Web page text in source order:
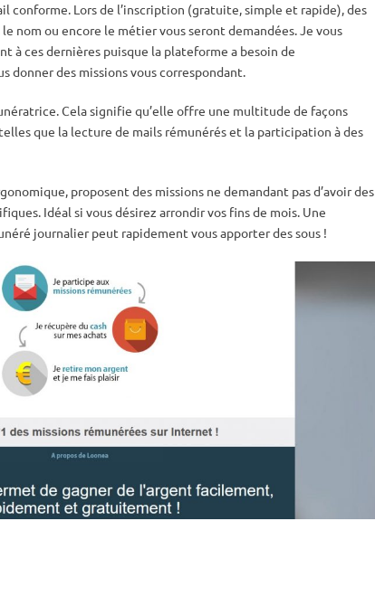
conforme. Lors de l’inscription (gratuite, simple et rapide), des
nom ou encore le métier vous seront demandées. Je vous
à ces dernières puisque la plateforme a besoin de
donner des missions vous correspondant.
Cela signifie qu’elle offre une multitude de façons
que la lecture de mails rémunérés et la participation à des
proposent des missions ne demandant pas d’avoir des
Idéal si vous désirez arrondir vos fins de mois. Une
journalier peut rapidement vous apporter des sous !